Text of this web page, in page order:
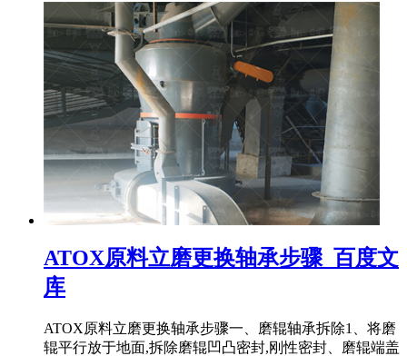
ATOX原料立磨更换轴承步骤_百度文
库
ATOX原料立磨更换轴承步骤一、磨辊轴承拆除1、将磨
辊平行放于地面,拆除磨辊凹凸密封,刚性密封、磨辊端盖